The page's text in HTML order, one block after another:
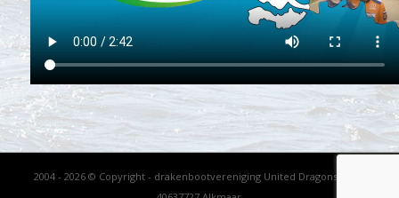
2004 - 2026 © Copyright - drakenbootvereniging United Dragons - KVK